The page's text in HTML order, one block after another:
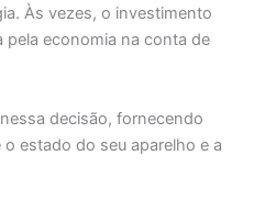
Às vezes, o investimento
economia na conta de
decisão, fornecendo
estado do seu aparelho e a